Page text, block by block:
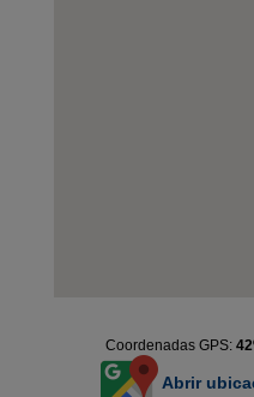
Coordenadas GPS:
Abrir